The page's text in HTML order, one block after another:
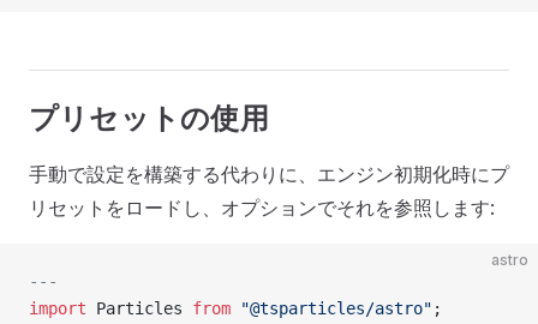
プリセットの使用
手動で設定を構築する代わりに、エンジン初期化時にプ
リセットをロードし、オプションでそれを参照します:
astro
---
import Particles from "@tsparticles/astro" ;